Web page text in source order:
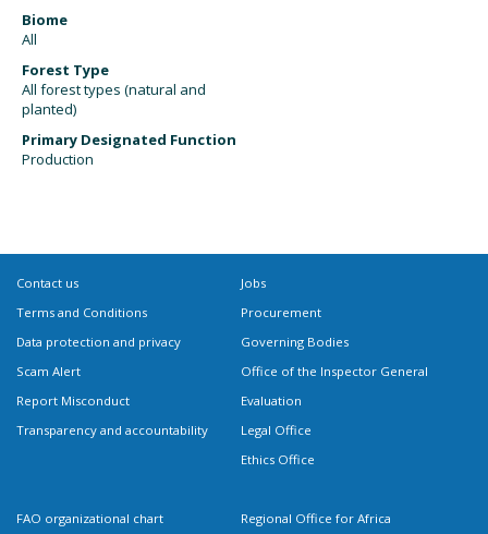
Biome
All
Forest Type
All forest types (natural and
planted)
Primary Designated Function
Production
Contact us
Terms and Conditions
Data protection and privacy
Scam Alert
Report Misconduct
Transparency and accountability
Jobs
Procurement
Governing Bodies
Office of the Inspector General
Evaluation
Legal Office
Ethics Office
FAO organizational chart Regional Office for Africa